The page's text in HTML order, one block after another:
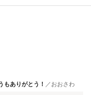
ありがとう！ ／おおさわ